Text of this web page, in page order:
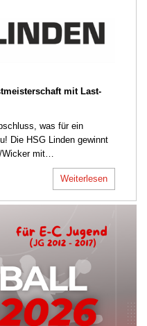
mit Last-
was für ein
Die HSG Linden gewinnt
Wicker mit…
Weiterlesen